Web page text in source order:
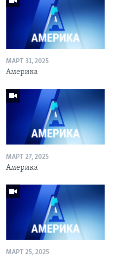
МАРТ 31, 2025
Америка
МАРТ 27, 2025
Америка
МАРТ 25, 2025